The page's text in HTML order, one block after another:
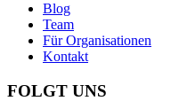
Blog
Team
Für Organisationen
Kontakt
FOLGT UNS